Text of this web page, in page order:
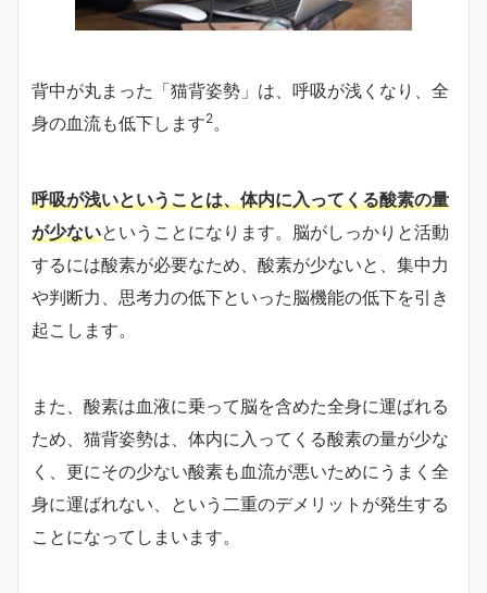
背中が丸まった「猫背姿勢」は、呼吸が浅くなり、全
身の血流も低下します2。
呼吸が浅いということは、体内に入ってくる酸素の量
が少ないということになります。脳がしっかりと活動
するには酸素が必要なため、酸素が少ないと、集中力
や判断力、思考力の低下といった脳機能の低下を引き
起こします。
また、酸素は血液に乗って脳を含めた全身に運ばれる
ため、猫背姿勢は、体内に入ってくる酸素の量が少な
く、更にその少ない酸素も血流が悪いためにうまく全
身に運ばれない、という二重のデメリットが発生する
ことになってしまいます。